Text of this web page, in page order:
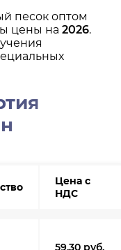
песок оптом
цены на 2026.
Цена с
НДС
59.30 руб.